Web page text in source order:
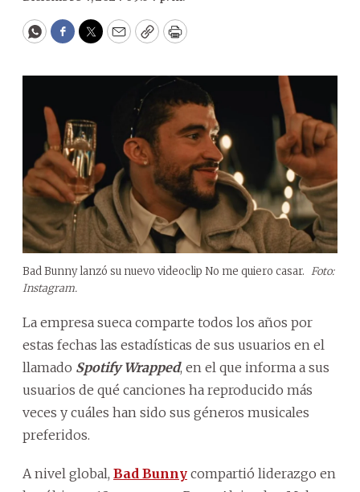
WhatsApp
Facebook
Twitter
EmailCopyPrint
Bad Bunny lanzó su nuevo videoclip No me quiero casar. Foto:
Instagram.
La empresa sueca comparte todos los años por
estas fechas las estadísticas de sus usuarios en el
llamado Spotify Wrapped, en el que informa a sus
usuarios de qué canciones ha reproducido más
veces y cuáles han sido sus géneros musicales
preferidos.
A nivel global, Bad Bunny compartió liderazgo en